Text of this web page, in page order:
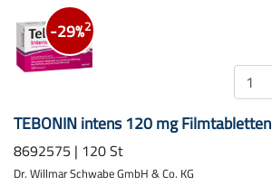
-29%2
TEBONIN intens 120 mg Filmtabletten
8692575 | 120 St
Dr. Willmar Schwabe GmbH & Co. KG